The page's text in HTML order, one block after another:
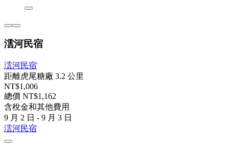
澐河民宿
澐河民宿
距離虎尾糖廠 3.2 公里
NT$1,006
總價 NT$1,162
含稅金和其他費用
9 月 2 日 - 9 月 3 日
澐河民宿